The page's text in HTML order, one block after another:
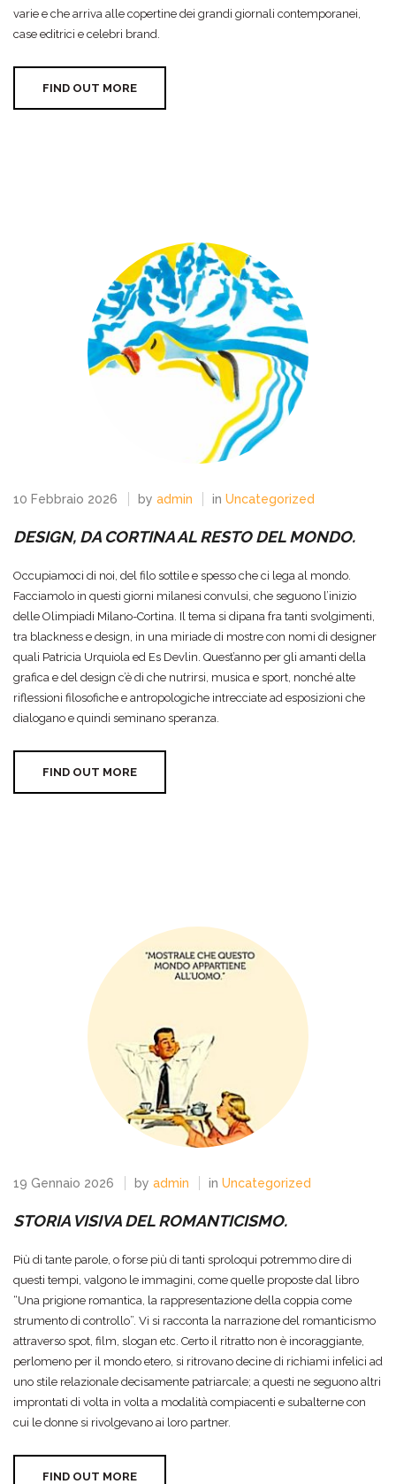
varie e che arriva alle copertine dei grandi giornali contemporanei,
case editrici e celebri brand.
FIND OUT MORE
10 Febbraio 2026 by admin in Uncategorized
DESIGN, DA CORTINA AL RESTO DEL MONDO.
Occupiamoci di noi, del filo sottile e spesso che ci lega al mondo.
Facciamolo in questi giorni milanesi convulsi, che seguono l’inizio
delle Olimpiadi Milano-Cortina. Il tema si dipana fra tanti svolgimenti,
tra blackness e design, in una miriade di mostre con nomi di designer
quali Patricia Urquiola ed Es Devlin. Quest’anno per gli amanti della
grafica e del design c’è di che nutrirsi, musica e sport, nonché alte
riflessioni filosofiche e antropologiche intrecciate ad esposizioni che
dialogano e quindi seminano speranza.
FIND OUT MORE
19 Gennaio 2026 by admin in Uncategorized
STORIA VISIVA DEL ROMANTICISMO.
Più di tante parole, o forse più di tanti sproloqui potremmo dire di
questi tempi, valgono le immagini, come quelle proposte dal libro
“Una prigione romantica, la rappresentazione della coppia come
strumento di controllo”. Vi si racconta la narrazione del romanticismo
attraverso spot, film, slogan etc. Certo il ritratto non è incoraggiante,
perlomeno per il mondo etero, si ritrovano decine di richiami infelici ad
uno stile relazionale decisamente patriarcale; a questi ne seguono altri
improntati di volta in volta a modalità compiacenti e subalterne con
cui le donne si rivolgevano ai loro partner.
FIND OUT MORE